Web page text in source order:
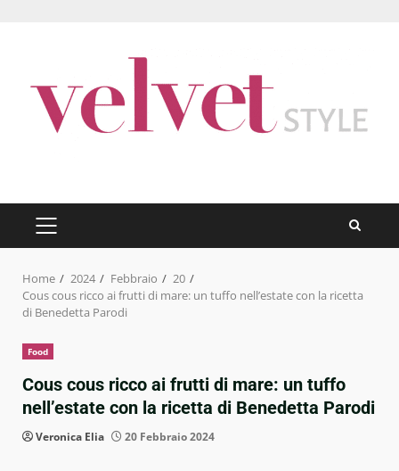
PRIMARY
MENU
Home 2024 Febbraio
20
Cous cous ricco ai frutti di mare: un tuffo nell’estate con la ricetta
di Benedetta Parodi
Food
Cous cous ricco ai frutti di mare: un tuffo
nell’estate con la ricetta di Benedetta Parodi
Veronica Elia 20 Febbraio 2024